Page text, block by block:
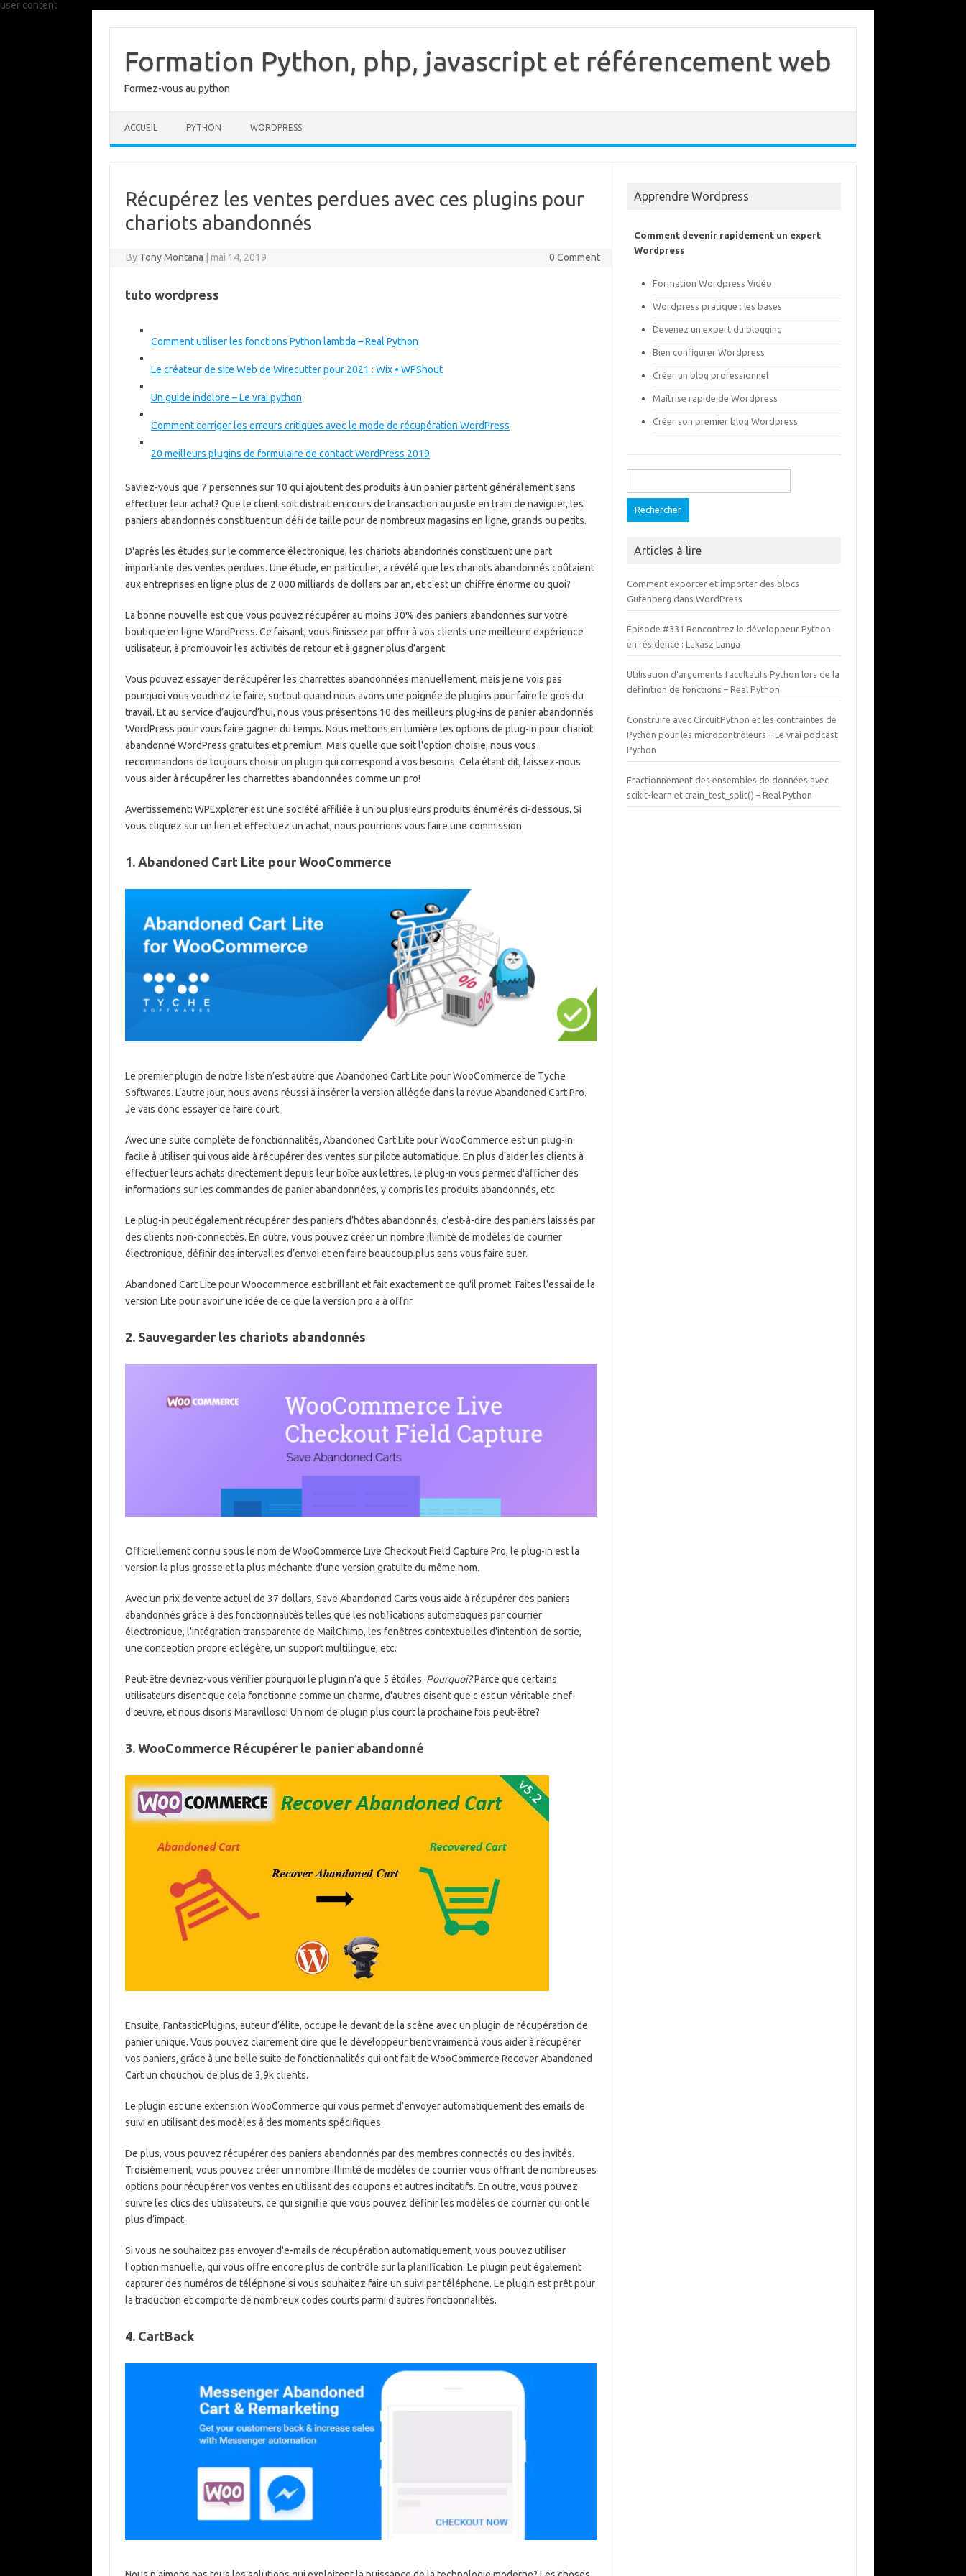
user content
contentFormation Python, php, javascript et référencement web
Formez-vous au python
ACCUEIL PYTHON WORDPRESS
Récupérez les ventes perdues avec ces plugins pour
chariots abandonnés
By Tony Montana mai 14, 2019 0 Comment
tuto wordpress
Comment utiliser les fonctions Python lambda – Real Python
Le créateur de site Web de Wirecutter pour 2021 : Wix • WPShout
Un guide indolore – Le vrai python
Comment corriger les erreurs critiques avec le mode de récupération WordPress
20 meilleurs plugins de formulaire de contact WordPress 2019
Saviez-vous que 7 personnes sur 10 qui ajoutent des produits à un panier partent généralement sans
effectuer leur achat? Que le client soit distrait en cours de transaction ou juste en train de naviguer, les
paniers abandonnés constituent un défi de taille pour de nombreux magasins en ligne, grands ou petits.
D'après les études sur le commerce électronique, les chariots abandonnés constituent une part
importante des ventes perdues. Une étude, en particulier, a révélé que les chariots abandonnés coûtaient
aux entreprises en ligne plus de 2 000 milliards de dollars par an, et c'est un chiffre énorme ou quoi?
La bonne nouvelle est que vous pouvez récupérer au moins 30% des paniers abandonnés sur votre
boutique en ligne WordPress. Ce faisant, vous finissez par offrir à vos clients une meilleure expérience
utilisateur, à promouvoir les activités de retour et à gagner plus d’argent.
Vous pouvez essayer de récupérer les charrettes abandonnées manuellement, mais je ne vois pas
pourquoi vous voudriez le faire, surtout quand nous avons une poignée de plugins pour faire le gros du
travail. Et au service d’aujourd’hui, nous vous présentons 10 des meilleurs plug-ins de panier abandonnés
WordPress pour vous faire gagner du temps. Nous mettons en lumière les options de plug-in pour chariot
abandonné WordPress gratuites et premium. Mais quelle que soit l'option choisie, nous vous
recommandons de toujours choisir un plugin qui correspond à vos besoins. Cela étant dit, laissez-nous
vous aider à récupérer les charrettes abandonnées comme un pro!
Avertissement: WPExplorer est une société affiliée à un ou plusieurs produits énumérés ci-dessous. Si
vous cliquez sur un lien et effectuez un achat, nous pourrions vous faire une commission.
1. Abandoned Cart Lite pour WooCommerce
Le premier plugin de notre liste n’est autre que Abandoned Cart Lite pour WooCommerce de Tyche
Softwares. L’autre jour, nous avons réussi à insérer la version allégée dans la revue Abandoned Cart Pro.
Je vais donc essayer de faire court.
Avec une suite complète de fonctionnalités, Abandoned Cart Lite pour WooCommerce est un plug-in
facile à utiliser qui vous aide à récupérer des ventes sur pilote automatique. En plus d'aider les clients à
effectuer leurs achats directement depuis leur boîte aux lettres, le plug-in vous permet d'afficher des
informations sur les commandes de panier abandonnées, y compris les produits abandonnés, etc.
Le plug-in peut également récupérer des paniers d’hôtes abandonnés, c’est-à-dire des paniers laissés par
des clients non-connectés. En outre, vous pouvez créer un nombre illimité de modèles de courrier
électronique, définir des intervalles d’envoi et en faire beaucoup plus sans vous faire suer.
Abandoned Cart Lite pour Woocommerce est brillant et fait exactement ce qu'il promet. Faites l'essai de la
version Lite pour avoir une idée de ce que la version pro a à offrir.
2. Sauvegarder les chariots abandonnés
Officiellement connu sous le nom de WooCommerce Live Checkout Field Capture Pro, le plug-in est la
version la plus grosse et la plus méchante d'une version gratuite du même nom.
Avec un prix de vente actuel de 37 dollars, Save Abandoned Carts vous aide à récupérer des paniers
abandonnés grâce à des fonctionnalités telles que les notifications automatiques par courrier
électronique, l'intégration transparente de MailChimp, les fenêtres contextuelles d'intention de sortie,
une conception propre et légère, un support multilingue, etc.
Peut-être devriez-vous vérifier pourquoi le plugin n’a que 5 étoiles. Pourquoi?Parce que certains
utilisateurs disent que cela fonctionne comme un charme, d'autres disent que c'est un véritable chef-
d'œuvre, et nous disons Maravilloso! Un nom de plugin plus court la prochaine fois peut-être?
3. WooCommerce Récupérer le panier abandonné
Ensuite, FantasticPlugins, auteur d’élite, occupe le devant de la scène avec un plugin de récupération de
panier unique. Vous pouvez clairement dire que le développeur tient vraiment à vous aider à récupérer
vos paniers, grâce à une belle suite de fonctionnalités qui ont fait de WooCommerce Recover Abandoned
Cart un chouchou de plus de 3,9k clients.
Le plugin est une extension WooCommerce qui vous permet d’envoyer automatiquement des emails de
suivi en utilisant des modèles à des moments spécifiques.
De plus, vous pouvez récupérer des paniers abandonnés par des membres connectés ou des invités.
Troisièmement, vous pouvez créer un nombre illimité de modèles de courrier vous offrant de nombreuses
options pour récupérer vos ventes en utilisant des coupons et autres incitatifs. En outre, vous pouvez
suivre les clics des utilisateurs, ce qui signifie que vous pouvez définir les modèles de courrier qui ont le
plus d’impact.
Si vous ne souhaitez pas envoyer d'e-mails de récupération automatiquement, vous pouvez utiliser
l'option manuelle, qui vous offre encore plus de contrôle sur la planification. Le plugin peut également
capturer des numéros de téléphone si vous souhaitez faire un suivi par téléphone. Le plugin est prêt pour
la traduction et comporte de nombreux codes courts parmi d’autres fonctionnalités.
4. CartBack
Apprendre Wordpress
Comment devenir rapidement un expert
Wordpress
Formation Wordpress Vidéo
Wordpress pratique : les bases
Devenez un expert du blogging
Bien configurer Wordpress
Créer un blog professionnel
Maîtrise rapide de Wordpress
Créer son premier blog Wordpress
Articles à lire
Comment exporter et importer des blocs
Gutenberg dans WordPress
Épisode #331 Rencontrez le développeur Python
en résidence : Lukasz Langa
Utilisation d'arguments facultatifs Python lors de la
définition de fonctions – Real Python
Construire avec CircuitPython et les contraintes de
Python pour les microcontrôleurs – Le vrai podcast
Python
Fractionnement des ensembles de données avec
scikit-learn et train_test_split() – Real Python